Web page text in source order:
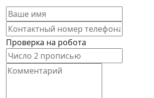
Проверка на робота